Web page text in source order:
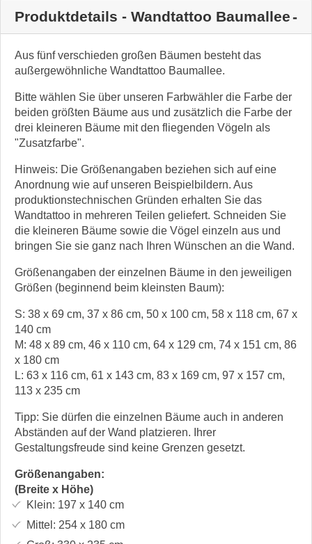
Produktdetails - Wandtattoo Baumallee
Aus fünf verschieden großen Bäumen besteht das
außergewöhnliche Wandtattoo Baumallee.
Bitte wählen Sie über unseren Farbwähler die Farbe der
beiden größten Bäume aus und zusätzlich die Farbe der
drei kleineren Bäume mit den fliegenden Vögeln als
"Zusatzfarbe".
Hinweis: Die Größenangaben beziehen sich auf eine
Anordnung wie auf unseren Beispielbildern. Aus
produktionstechnischen Gründen erhalten Sie das
Wandtattoo in mehreren Teilen geliefert. Schneiden Sie
die kleineren Bäume sowie die Vögel einzeln aus und
bringen Sie sie ganz nach Ihren Wünschen an die Wand.
Größenangaben der einzelnen Bäume in den jeweiligen
Größen (beginnend beim kleinsten Baum):
S: 38 x 69 cm, 37 x 86 cm, 50 x 100 cm, 58 x 118 cm, 67 x
140 cm
M: 48 x 89 cm, 46 x 110 cm, 64 x 129 cm, 74 x 151 cm, 86
x 180 cm
L: 63 x 116 cm, 61 x 143 cm, 83 x 169 cm, 97 x 157 cm,
113 x 235 cm
Tipp: Sie dürfen die einzelnen Bäume auch in anderen
Abständen auf der Wand platzieren. Ihrer
Gestaltungsfreude sind keine Grenzen gesetzt.
Größenangaben:
(Breite x Höhe)
Klein: 197 x 140cm
Mittel: 254 x 180cm